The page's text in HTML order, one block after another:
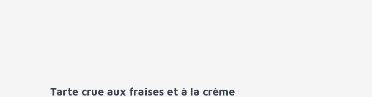
Tarte crue aux fraises et à la crème